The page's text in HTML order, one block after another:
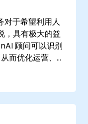
于希望利用人
，具有极大的益
顾问可以识别
而优化运营、提
的战略路线图，
扰。 最终，
业能够充分利用
驱动和技术先进